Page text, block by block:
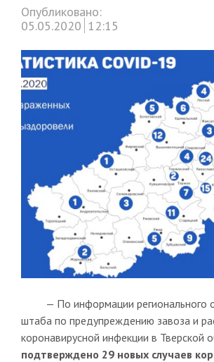
Опубликовано:
05.05.2020 12:15
— По информации регионального
штаба по предупреждению завоза и
коронавирусной инфекции в Тверской
подтверждено 29 новых случаев